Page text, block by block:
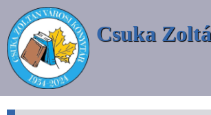
Csuka